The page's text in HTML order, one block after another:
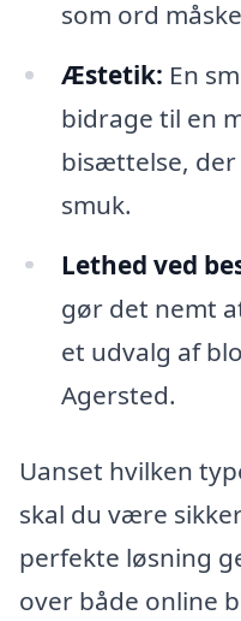
som ord
Æstetik: En
bidrage til en
bisættelse,
smuk.
Lethed ved
gør det nemt
et udvalg af
Agersted.
Uanset hvilken
skal du være
perfekte løsning
over både online